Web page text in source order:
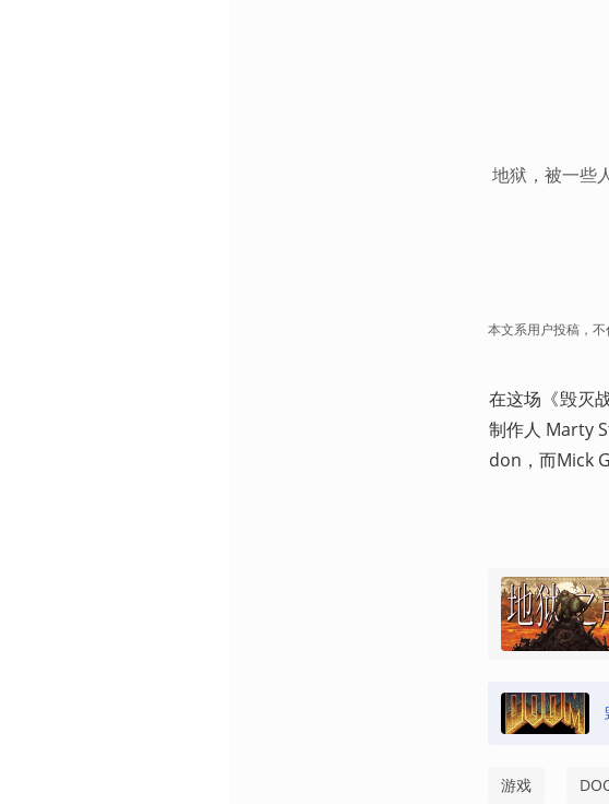
地狱，被一些
本文系用户投稿，
在这场《毁灭
制作人 Marty
don，而Mick
游戏